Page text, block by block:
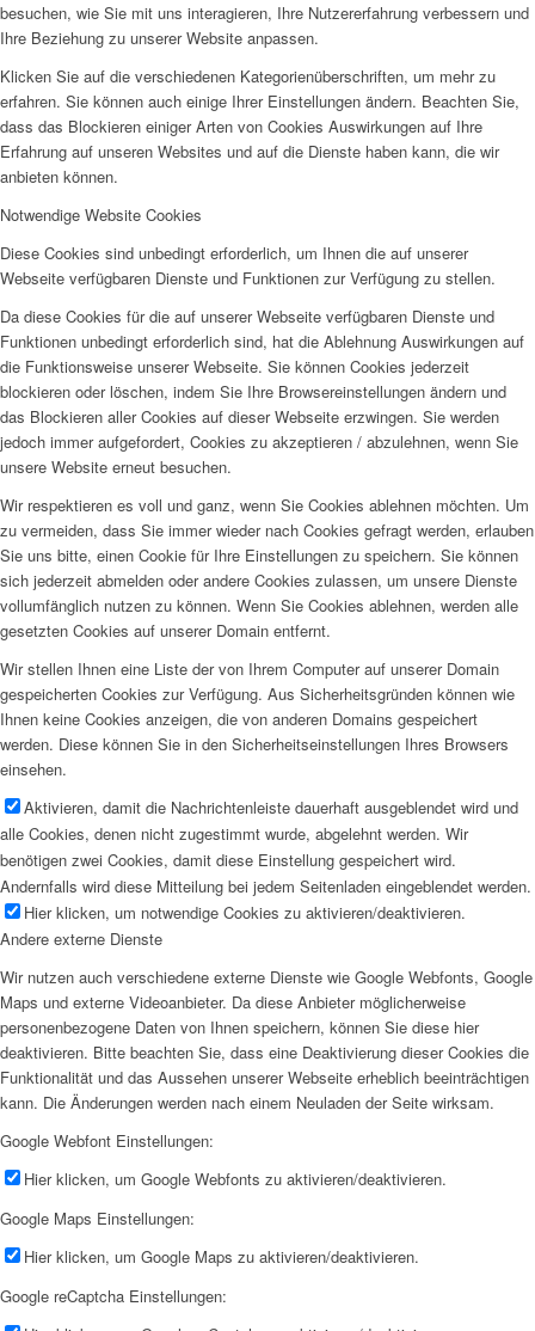
besuchen, wie Sie mit uns interagieren, Ihre Nutzererfahrung verbessern und
Ihre Beziehung zu unserer Website anpassen.
Klicken Sie auf die verschiedenen Kategorienüberschriften, um mehr zu
erfahren. Sie können auch einige Ihrer Einstellungen ändern. Beachten Sie,
dass das Blockieren einiger Arten von Cookies Auswirkungen auf Ihre
Erfahrung auf unseren Websites und auf die Dienste haben kann, die wir
anbieten können.
Notwendige Website Cookies
Diese Cookies sind unbedingt erforderlich, um Ihnen die auf unserer
Webseite verfügbaren Dienste und Funktionen zur Verfügung zu stellen.
Da diese Cookies für die auf unserer Webseite verfügbaren Dienste und
Funktionen unbedingt erforderlich sind, hat die Ablehnung Auswirkungen auf
die Funktionsweise unserer Webseite. Sie können Cookies jederzeit
blockieren oder löschen, indem Sie Ihre Browsereinstellungen ändern und
das Blockieren aller Cookies auf dieser Webseite erzwingen. Sie werden
jedoch immer aufgefordert, Cookies zu akzeptieren / abzulehnen, wenn Sie
unsere Website erneut besuchen.
Wir respektieren es voll und ganz, wenn Sie Cookies ablehnen möchten. Um
zu vermeiden, dass Sie immer wieder nach Cookies gefragt werden, erlauben
Sie uns bitte, einen Cookie für Ihre Einstellungen zu speichern. Sie können
sich jederzeit abmelden oder andere Cookies zulassen, um unsere Dienste
vollumfänglich nutzen zu können. Wenn Sie Cookies ablehnen, werden alle
gesetzten Cookies auf unserer Domain entfernt.
Wir stellen Ihnen eine Liste der von Ihrem Computer auf unserer Domain
gespeicherten Cookies zur Verfügung. Aus Sicherheitsgründen können wie
Ihnen keine Cookies anzeigen, die von anderen Domains gespeichert
werden. Diese können Sie in den Sicherheitseinstellungen Ihres Browsers
einsehen.
Aktivieren, damit die Nachrichtenleiste dauerhaft ausgeblendet wird und
alle Cookies, denen nicht zugestimmt wurde, abgelehnt werden. Wir
benötigen zwei Cookies, damit diese Einstellung gespeichert wird.
Andernfalls wird diese Mitteilung bei jedem Seitenladen eingeblendet werden.
Hier klicken, um notwendige Cookies zu aktivieren/deaktivieren.
Andere externe Dienste
Wir nutzen auch verschiedene externe Dienste wie Google Webfonts, Google
Maps und externe Videoanbieter. Da diese Anbieter möglicherweise
personenbezogene Daten von Ihnen speichern, können Sie diese hier
deaktivieren. Bitte beachten Sie, dass eine Deaktivierung dieser Cookies die
Funktionalität und das Aussehen unserer Webseite erheblich beeinträchtigen
kann. Die Änderungen werden nach einem Neuladen der Seite wirksam.
Google Webfont Einstellungen:
Hier klicken, um Google Webfonts zu aktivieren/deaktivieren.
Google Maps Einstellungen:
Hier klicken, um Google Maps zu aktivieren/deaktivieren.
Google reCaptcha Einstellungen: